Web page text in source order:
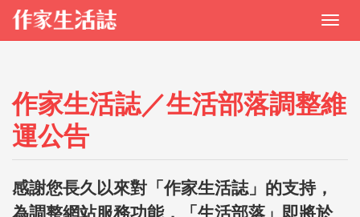
作家生活誌／生活部落調整維
運公告
感謝您長久以來對「作家生活誌」的支持，
為調整網站服務功能，「生活部落」即將於